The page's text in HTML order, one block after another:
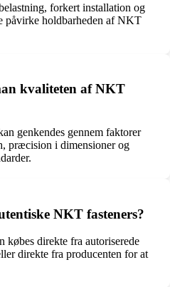
forkert installation og
påvirke holdbarheden af NKT
kvaliteten af NKT
genkendes gennem faktorer
præcision i dimensioner og
NKT fasteners?
købes direkte fra autoriserede
direkte fra producenten for at